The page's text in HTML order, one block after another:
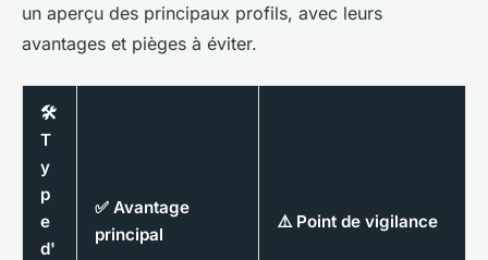
un aperçu des principaux profils, avec leurs
avantages et pièges à éviter.
🛠️
T
y
p
e
d'
✅ Avantage
principal
⚠️ Point de vigilance